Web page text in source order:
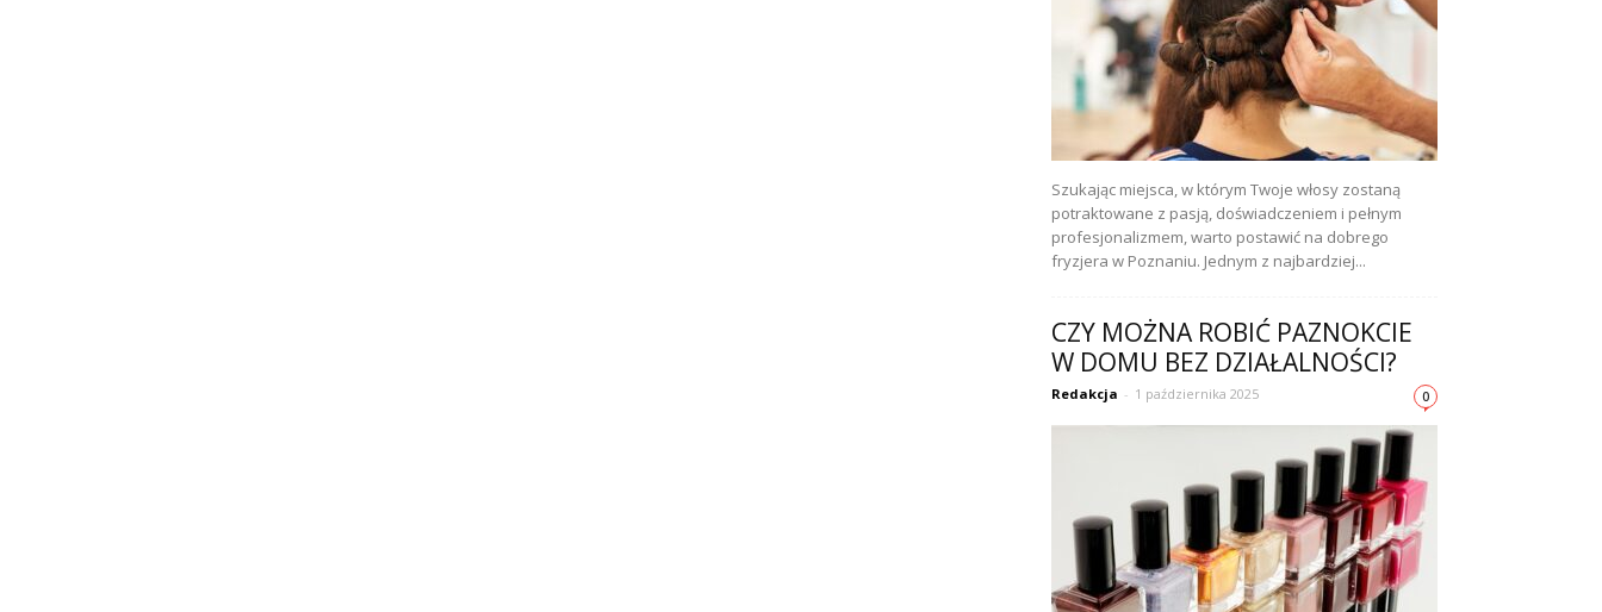
Szukając miejsca, w którym Twoje włosy zostaną
potraktowane z pasją, doświadczeniem i pełnym
profesjonalizmem, warto postawić na dobrego
fryzjera w Poznaniu. Jednym z najbardziej...
CZY MOŻNA ROBIĆ PAZNOKCIE
W DOMU BEZ DZIAŁALNOŚCI?
Redakcja - 1 października 2025 0